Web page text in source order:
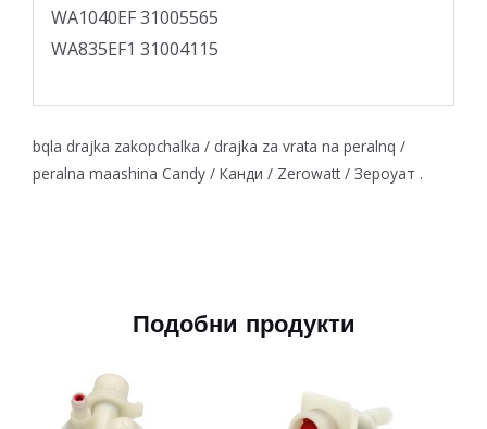
WA1040EF 31005565
WA835EF1 31004115
bqla drajka zakopchalka / drajka za vrata na peralnq /
peralna maashina Candy / Канди / Zerowatt / Зероуат .
Подобни продукти